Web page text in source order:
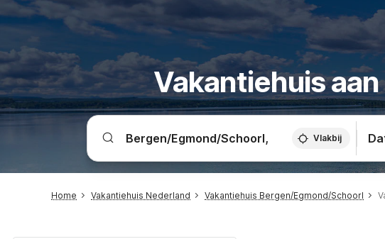
Vakantiehuis
Vlakbij
Home Vakantiehuis Nederland Vakantiehuis Bergen/Egmond/Schoorl